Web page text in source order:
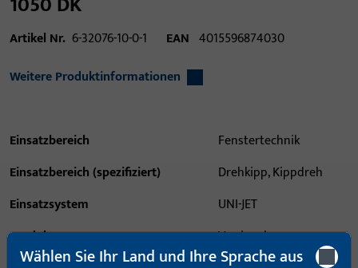
Artikel Nr. 6-32076-10-0-1 EAN 4015596874030
Weitere Produktinformationen
Einsatzbereich
Fenstertechnik
Einsatzbereich (spezifiziert)
Drehkipp, Kippdreh
Einsatzsystem
UNI-JET
Produkttyp
Verriegelung
Wählen Sie Ihr Land und Ihre Sprache aus